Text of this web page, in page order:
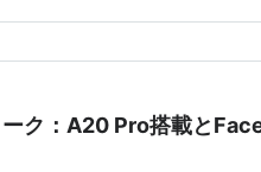
ク：A20 Pro搭載と